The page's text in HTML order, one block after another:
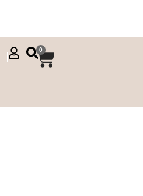
0